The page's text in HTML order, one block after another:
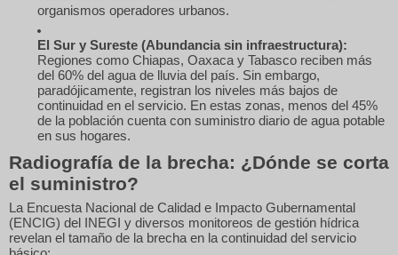
organismos operadores urbanos.
El Sur y Sureste (Abundancia sin infraestructura):
Regiones como Chiapas, Oaxaca y Tabasco reciben más
del 60% del agua de lluvia del país. Sin embargo,
paradójicamente, registran los niveles más bajos de
continuidad en el servicio. En estas zonas, menos del 45%
de la población cuenta con suministro diario de agua potable
en sus hogares.
Radiografía de la brecha: ¿Dónde se corta
el suministro?
La Encuesta Nacional de Calidad e Impacto Gubernamental
(ENCIG) del INEGI y diversos monitoreos de gestión hídrica
revelan el tamaño de la brecha en la continuidad del servicio